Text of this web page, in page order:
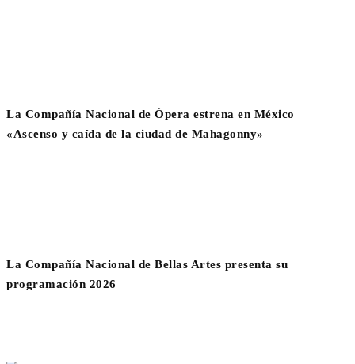
La Compañía Nacional de Ópera estrena en México
«Ascenso y caída de la ciudad de Mahagonny»
La Compañía Nacional de Bellas Artes presenta su
programación 2026